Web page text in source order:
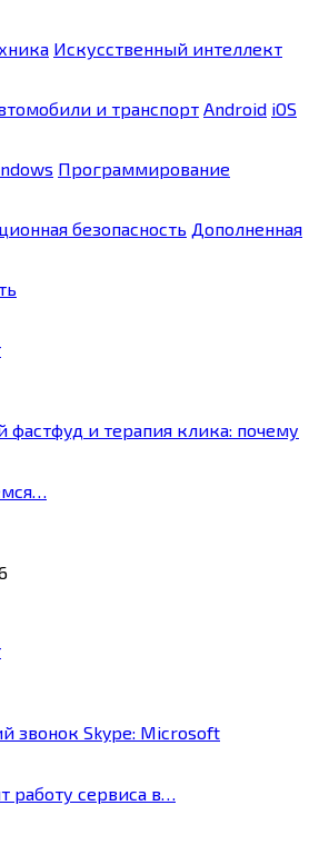
Искусственный интеллект
и транспорт Android iOS
Программирование
безопасность Дополненная
фастфуд и терапия клика: почему
звонок Skype: Microsoft
работу сервиса в…